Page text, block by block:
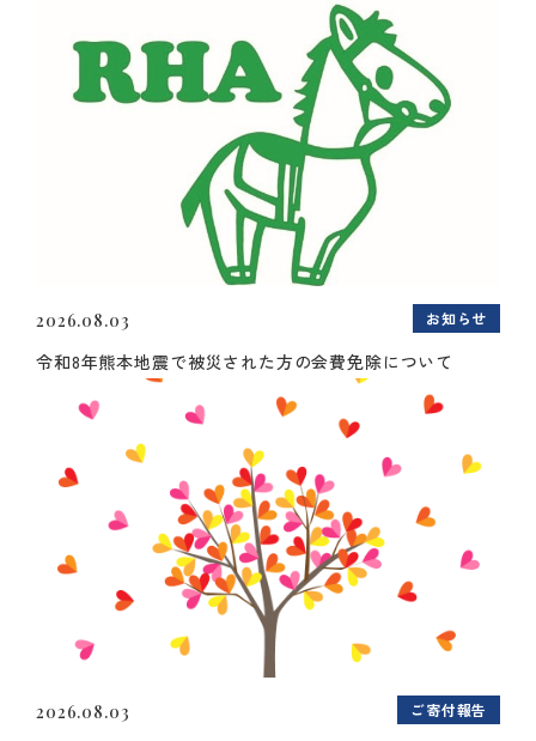
2026.08.03 お知らせ
令和8年熊本地震で被災された方の会費免除について
2026.08.03 ご寄付報告